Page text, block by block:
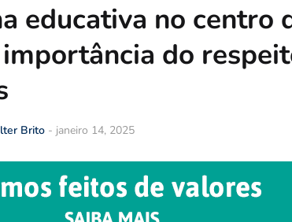
educativa no centro
do
Brito - janeiro 14, 2025